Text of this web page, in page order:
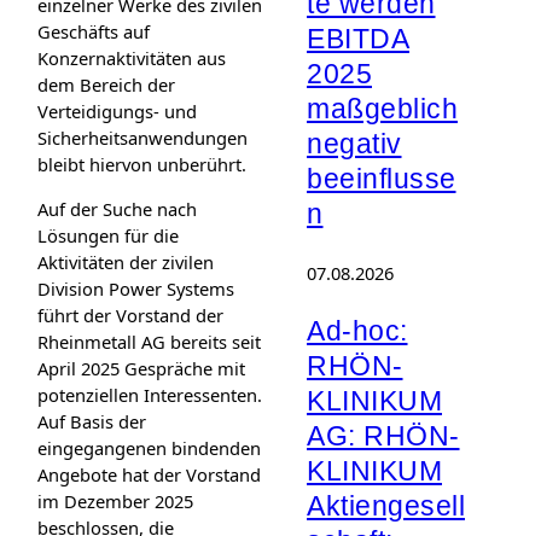
Geschäfts auf
Konzernaktivitäten aus
dem Bereich der
Verteidigungs- und
Sicherheitsanwendungen
bleibt hiervon unberührt.
Auf der Suche nach
Lösungen für die
Aktivitäten der zivilen
Division Power Systems
führt der Vorstand der
Rheinmetall AG bereits seit
April 2025 Gespräche mit
potenziellen Interessenten.
Auf Basis der
eingegangenen bindenden
Angebote hat der Vorstand
im Dezember 2025
beschlossen, die
EBITDA
2025
maßgeblich
negativ
beeinflusse
n
07.08.2026
Ad-hoc:
RHÖN-
KLINIKUM
AG: RHÖN-
KLINIKUM
Aktiengesell